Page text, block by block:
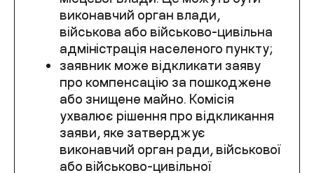
виконавчий орган влади,
військова або військово-цивільна
адміністрація населеного пункту;
заявник може відкликати заяву
про компенсацію за пошкоджене
або знищене майно. Комісія
ухвалює рішення про відкликання
заяви, яке затверджує
виконавчий орган ради, військової
або військово-цивільної